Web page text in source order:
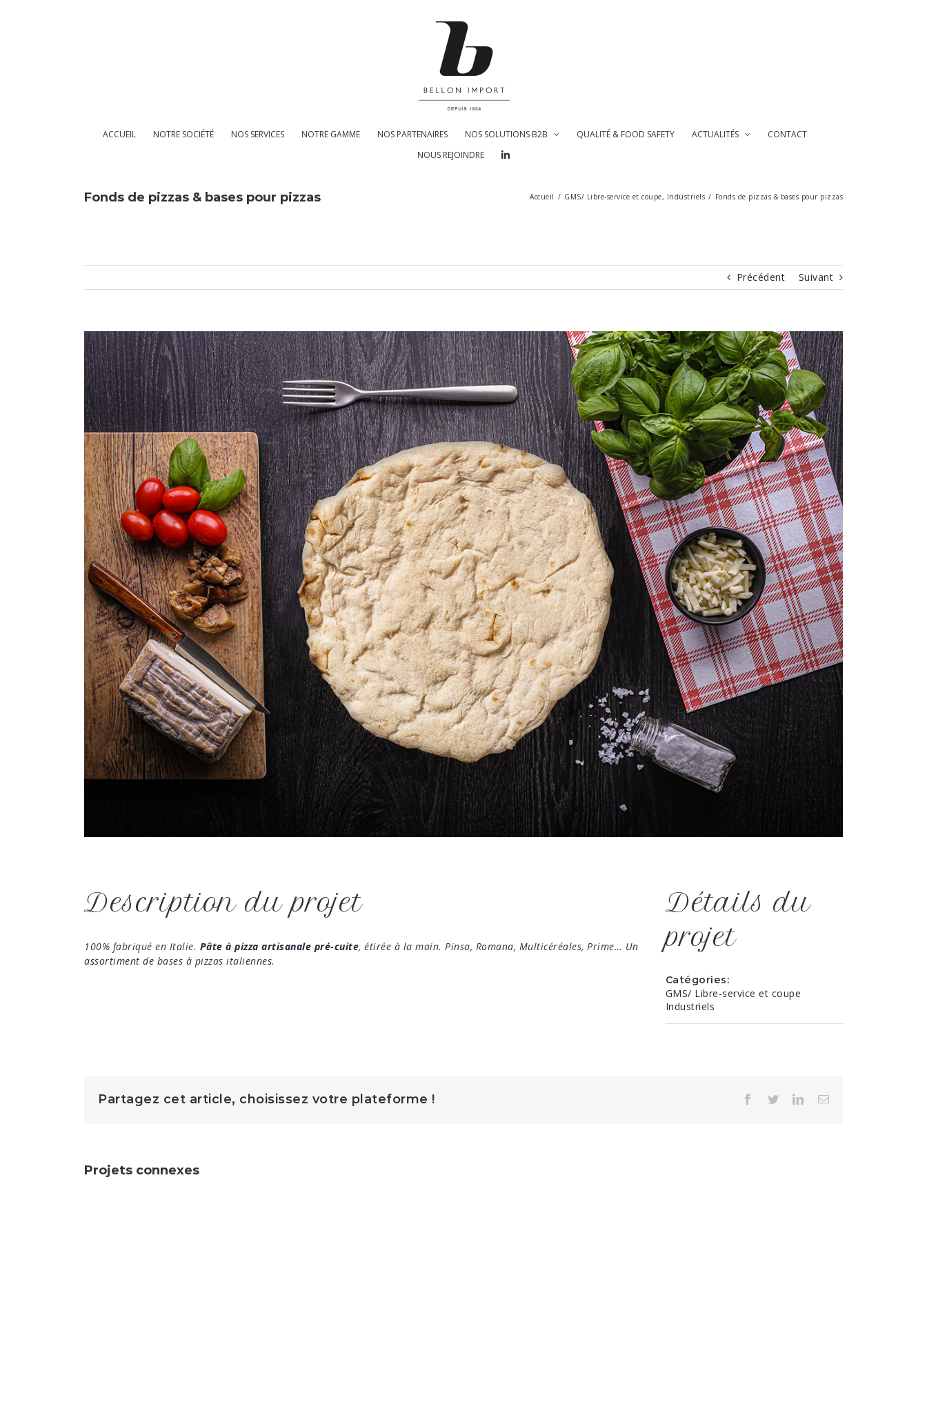
ACCUEIL NOTRE SOCIÉTÉ NOS SERVICES NOTRE GAMME NOS PARTENAIRES NOS SOLUTIONS B2B QUALITÉ & FOOD SAFETY ACTUALITÉS
CONTACT
NOUS REJOINDRE
Fonds de pizzas & bases pour pizzas Accueil / GMS/ Libre-service et coupe, Industriels / Fonds de pizzas & bases pour pizzas
Précédent Suivant
View
Larger
Image
Description du projet
100% fabriqué en Italie. Pâte à pizza artisanale pré-cuite, étirée à la main. Pinsa, Romana, Multicéréales, Prime… Un
assortiment de bases à pizzas italiennes.
Détails du
projet
Catégories:
GMS/ Libre-service et coupe
Industriels
Partagez cet article, choisissez votre plateforme ! Facebook
TwitterLinkedInEmail
Projets connexes